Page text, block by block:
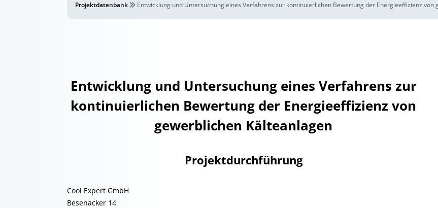
Projektdatenbank Entwicklung und Untersuchung eines Verfahrens zur kontinuierlichen Bewertung der Energieeffizienz von
Entwicklung und Untersuchung eines Verfahrens zur
kontinuierlichen Bewertung der Energieeffizienz von
gewerblichen Kälteanlagen
Projektdurchführung
Cool Expert GmbH
Besenacker 14